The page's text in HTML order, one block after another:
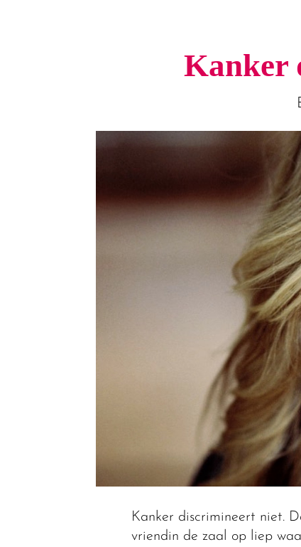
Kanker
Kanker discrimineert niet.
vriendin de zaal op liep